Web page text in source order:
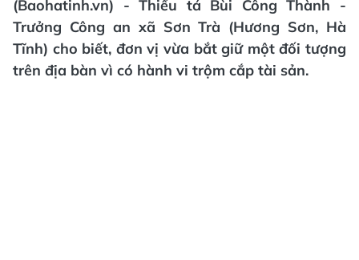
(Baohatinh.vn) - Thiếu tá Bùi Công Thành -
Trưởng Công an xã Sơn Trà (Hương Sơn, Hà
Tĩnh) cho biết, đơn vị vừa bắt giữ một đối tượng
trên địa bàn vì có hành vi trộm cắp tài sản.